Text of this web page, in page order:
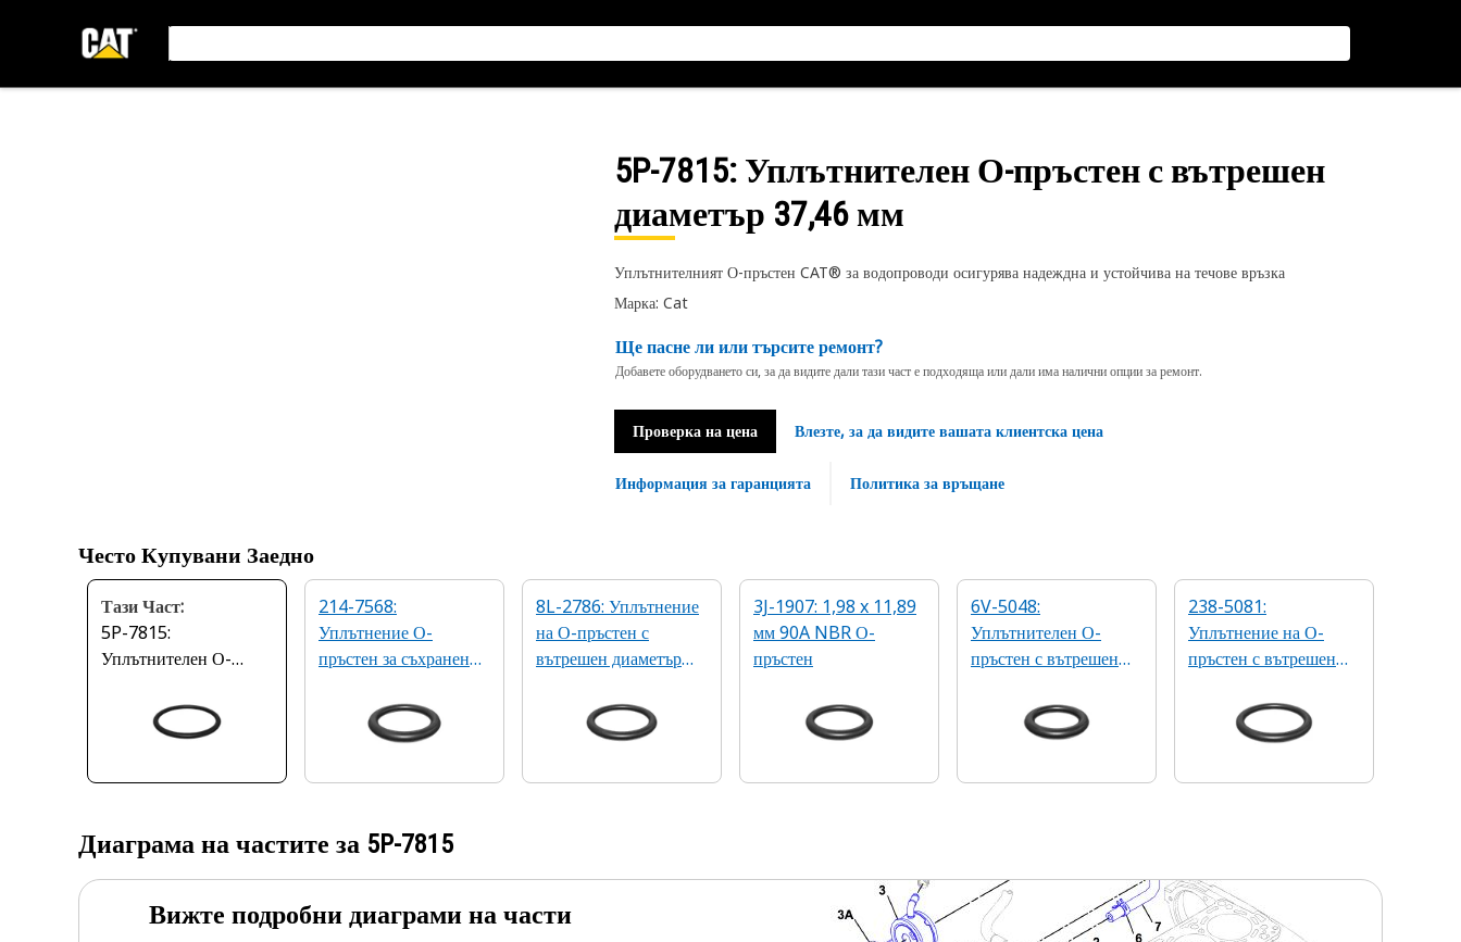
5P-7815: Уплътнителен О-пръстен с вътрешен
диаметър 37,46 мм
Уплътнителният О-пръстен CAT® за водопроводи осигурява надеждна и устойчива на течове връзка
Марка: Cat
Ще пасне ли или търсите ремонт?
Добавете оборудването си, за да видите дали тази част е подходяща или дали има налични опции за ремонт.
Проверка на цена Влезте, за да видите вашата клиентска цена
Информация за гаранцията Политика за връщане
Често Купувани Заедно
Тази Част:
5P-7815:
Уплътнителен О-
диаметър 37,46 мм
214-7568:
Уплътнение О-
пръстен за съхранение
8L-2786: Уплътнение
на О-пръстен с
вътрешен диаметър
3J-1907: 1,98 x 11,89
мм 90A NBR О-
пръстен
6V-5048:
Уплътнителен О-
пръстен с вътрешен
238-5081:
Уплътнение на О-
пръстен с вътрешен
Диаграма на частите за 5P-7815
Вижте подробни диаграми на части